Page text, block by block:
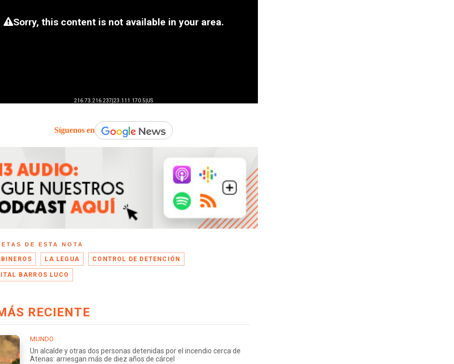
Síguenos en
DE ESTA NOTA
LA LEGUA CONTROL DE DETENCIÓN
BARROS LUCO
RECIENTE
MUNDO
Un alcalde y otras dos personas detenidas por el incendio cerca de
Atenas: arriesgan más de diez años de cárcel